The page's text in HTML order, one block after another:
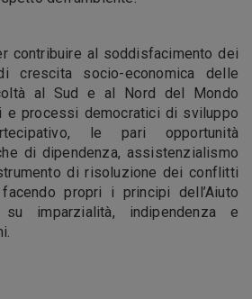
contribuire al soddisfacimento dei
crescita socio-economica delle
al Sud e al Nord del Mondo
e processi democratici di sviluppo
le pari opportunità
di dipendenza, assistenzialismo
di risoluzione dei conflitti
propri i principi dell’Aiuto
su imparzialità, indipendenza e